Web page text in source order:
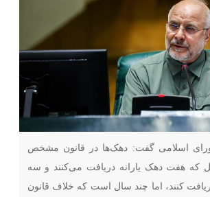
اسلامی گفت: دهک‌ها در قانون مشخص
که هفت دهک یارانه دریافت می‌کنند و سه
دریافت کنند، اما چند سال است که خلاف قانون